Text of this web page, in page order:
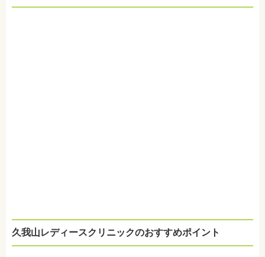
久我山レディースクリニックのおすすめポイント